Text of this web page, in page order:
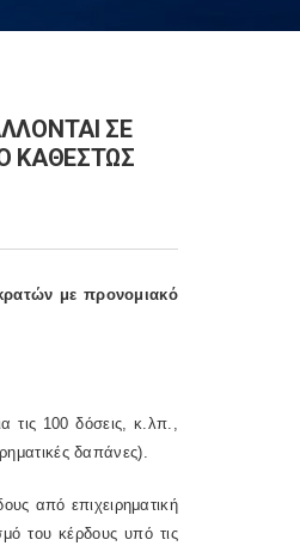
ΣΕ
ΚΑΘΕΣΤΩΣ
με προνομιακό
τις 100 δόσεις, κ.λπ.,
δαπάνες).
από επιχειρηματική
του κέρδους υπό τις